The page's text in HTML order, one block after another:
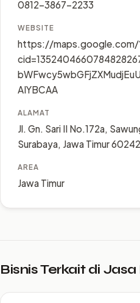
0812-3867-2233
WEBSITE
https://maps.google.com/
AIYBCAA
ALAMAT
Jl. Gn. Sari II No.172a,
Surabaya, Jawa Timur
AREA
Jawa Timur
Bisnis Terkait di